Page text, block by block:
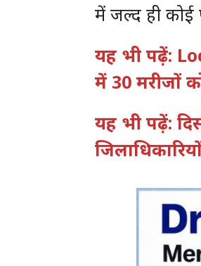
में जल्द ही कोई
यह भी पढ़ें:
में 30 मरीजों
यह भी पढ़ें: